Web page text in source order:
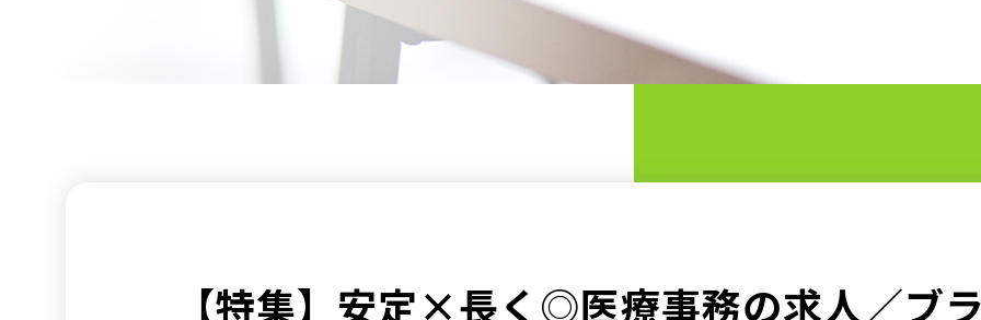
【特集】安定×長く◎医療事務の求人／ブ